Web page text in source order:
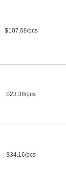
$107.68/pcs
$23.38/pcs
$34.16/pcs